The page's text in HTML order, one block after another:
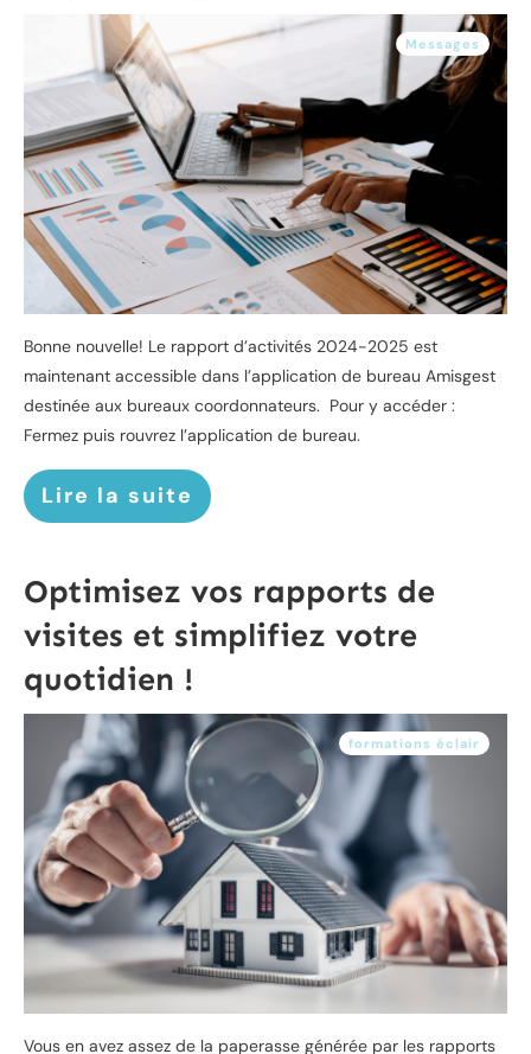
Messages
Bonne nouvelle! Le rapport d’activités 2024-2025 est
maintenant accessible dans l’application de bureau Amisgest
destinée aux bureaux coordonnateurs. Pour y accéder :
Fermez puis rouvrez l’application de bureau.
Lire la suite
Optimisez vos rapports de
visites et simplifiez votre
quotidien !
formations éclair
Vous en avez assez de la paperasse générée par les rapports